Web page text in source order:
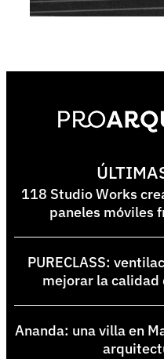
118 Studio Works
paneles móviles
PURECLASS:
mejorar la calidad
Ananda: una villa en